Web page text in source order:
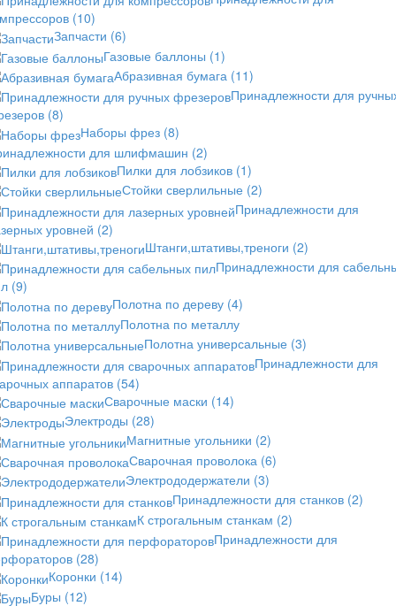
(10)
Запчасти (6)
Газовые баллоны (1)
Абразивная бумага (11)
Принадлежности для
(8)
Наборы фрез (8)
для шлифмашин (2)
Пилки для лобзиков (1)
Стойки сверлильные (2)
Принадлежности для
уровней (2)
Штанги,штативы,треноги (2)
Принадлежности для
(9)
Полотна по дереву (4)
Полотна по металлу
Полотна универсальные (3)
Принадлежности для
аппаратов (54)
Сварочные маски (14)
Электроды (28)
Магнитные угольники (2)
Сварочная проволока (6)
Электрододержатели (3)
Принадлежности для станков (2)
К строгальным станкам (2)
Принадлежности для
(28)
Коронки (14)
Буры (12)